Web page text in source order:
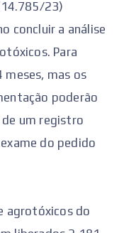
23)
concluir a análise
Para
mas os
poderão
de um registro
do pedido
agrotóxicos do